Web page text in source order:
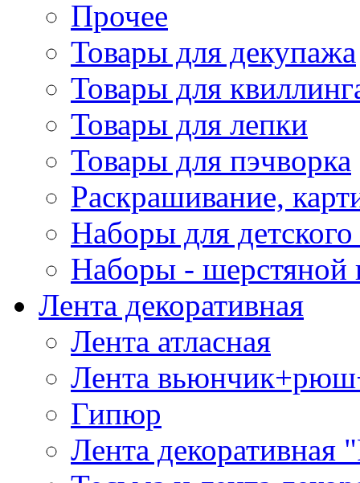
Прочее
Товары для декупажа
Товары для
Товары для лепки
Товары для пэчворка
Раскрашивание,
Наборы для
Наборы - шерстяной
Лента декоративная
Лента атласная
Лента
Гипюр
Лента декоративная